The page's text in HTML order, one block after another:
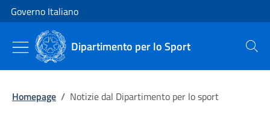
Vai al contenuto
Vai alla navigazione del sito
Governo Italiano
Dipartimento per lo Sport Cerca
Homepage / Notizie dal Dipartimento per lo sport